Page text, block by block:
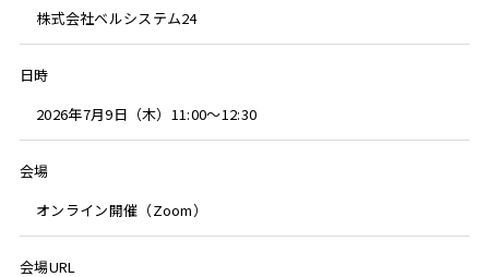
株式会社ベルシステム24
日時
2026年7月9日（木）11:00～12:30
会場
オンライン開催（Zoom）
会場URL